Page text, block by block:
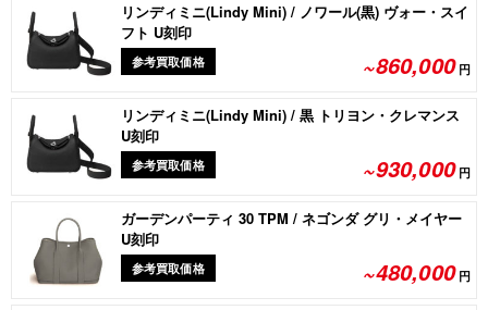
リンディミニ(Lindy Mini) / ノワール(黒) ヴォー・スイ
フト U刻印
参考買取価格 ~860,000円
リンディミニ(Lindy Mini) / 黒 トリヨン・クレマンス
U刻印
参考買取価格 ~930,000円
ガーデンパーティ 30 TPM / ネゴンダ グリ・メイヤー
U刻印
参考買取価格 ~480,000円